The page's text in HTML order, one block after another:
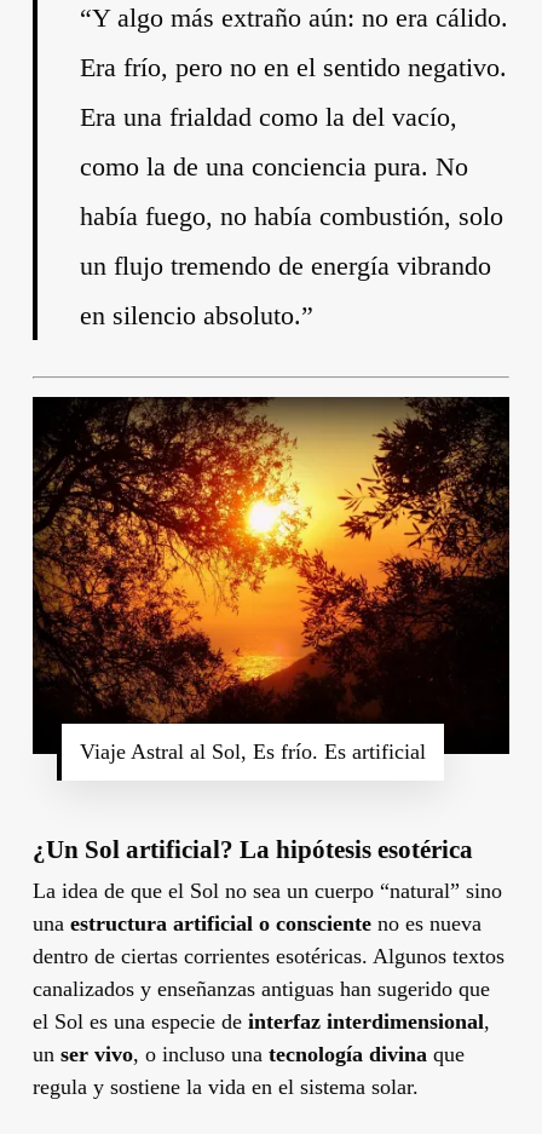
“Y algo más extraño aún: no era cálido.
Era frío, pero no en el sentido negativo.
Era una frialdad como la del vacío,
como la de una conciencia pura. No
había fuego, no había combustión, solo
un flujo tremendo de energía vibrando
en silencio absoluto.”
Viaje Astral al Sol, Es frío. Es artificial
¿Un Sol artificial? La hipótesis esotérica
La idea de que el Sol no sea un cuerpo “natural” sino
una estructura artificial o conscienteno es nueva
dentro de ciertas corrientes esotéricas. Algunos textos
canalizados y enseñanzas antiguas han sugerido que
el Sol es una especie de interfaz interdimensional,
un ser vivo, o incluso una tecnología divinaque
regula y sostiene la vida en el sistema solar.